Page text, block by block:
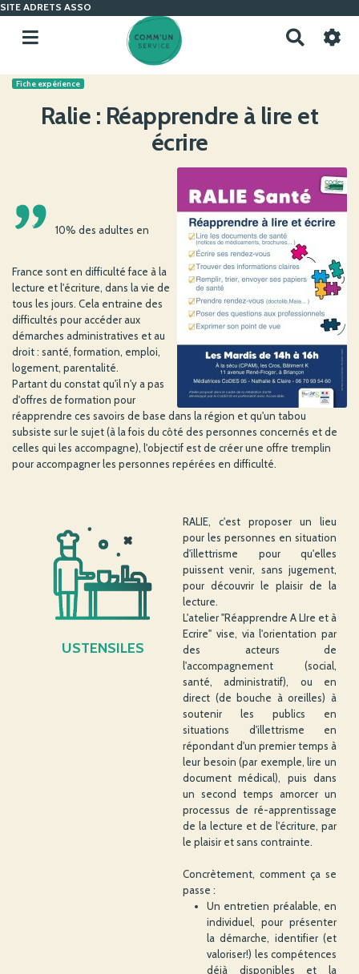
SITE ADRETS ASSO
c
r
r
Fiche expérience
Ralie : Réapprendre à lire et
écrire
' 10% des adultes en
France sont en difficulté face à la
lecture et l'écriture, dans la vie de
tous les jours. Cela entraine des
difficultés pour accéder aux
démarches administratives et au
droit : santé, formation, emploi,
logement, parentalité.
Partant du constat qu'il n'y a pas
d'offres de formation pour
réapprendre ces savoirs de base dans la région et qu'un tabou
subsiste sur le sujet (à la fois du côté des personnes concernés et de
celles qui les accompagne), l'objectif est de créer une offre tremplin
pour accompagner les personnes repérées en difficulté.
USTENSILES
RALIE, c'est proposer un lieu
pour les personnes en situation
d'illettrisme pour qu'elles
puissent venir, sans jugement,
pour découvrir le plaisir de la
lecture.
L'atelier "Réapprendre A LIre et à
Ecrire" vise, via l'orientation par
des acteurs de
l'accompagnement (social,
santé, administratif), ou en
direct (de bouche à oreilles) à
soutenir les publics en
situations d'illettrisme en
répondant d'un premier temps à
leur besoin (par exemple, lire un
document médical), puis dans
un second temps amorcer un
processus de ré-apprentissage
de la lecture et de l'écriture, par
le plaisir et sans contrainte.
Concrètement, comment ça se
passe :
Un entretien préalable, en
individuel, pour présenter
la démarche, identifier (et
valoriser!) les compétences
déjà disponibles et la